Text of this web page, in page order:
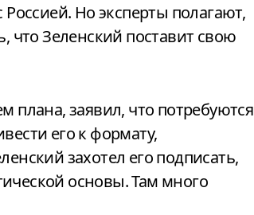
Но эксперты полагают,
что Зеленский поставит свою
плана, заявил, что потребуются
его к формату,
захотел его подписать,
основы. Там много